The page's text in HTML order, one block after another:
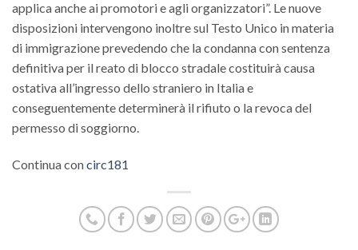
applica anche ai promotori e agli organizzatori”. Le nuove
disposizioni intervengono inoltre sul Testo Unico in materia
di immigrazione prevedendo che la condanna con sentenza
definitiva per il reato di blocco stradale costituirà causa
ostativa all’ingresso dello straniero in Italia e
conseguentemente determinerà il rifiuto o la revoca del
permesso di soggiorno.
Continua concirc181